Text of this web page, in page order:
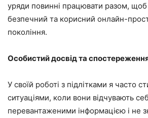
уряди повинні працювати разом, щоб
безпечний та корисний онлайн-
покоління.
Особистий досвід та
У своїй роботі з підлітками я часто
ситуаціями, коли вони відчувають
перевантаженими інформацією і не